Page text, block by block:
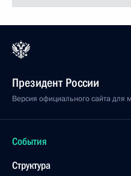
Москва, Кремль
Поздравление
27 декабря 2016 года, 10:00